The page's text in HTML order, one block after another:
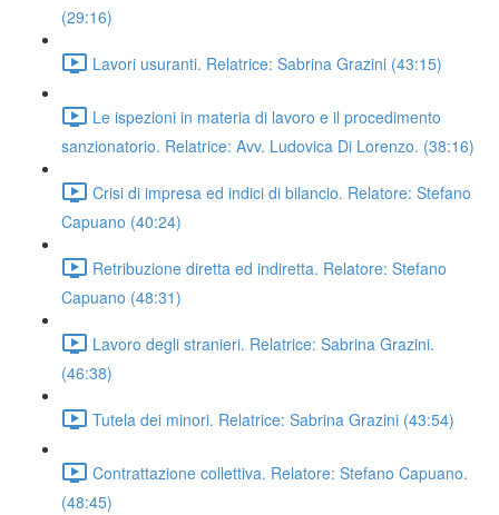
(29:16)
Lavori usuranti. Relatrice: Sabrina Grazini (43:15)
Le ispezioni in materia di lavoro e il procedimento
sanzionatorio. Relatrice: Avv. Ludovica Di Lorenzo. (38:16)
Crisi di impresa ed indici di bilancio. Relatore: Stefano
Capuano (40:24)
Retribuzione diretta ed indiretta. Relatore: Stefano
Capuano (48:31)
Lavoro degli stranieri. Relatrice: Sabrina Grazini.
(46:38)
Tutela dei minori. Relatrice: Sabrina Grazini (43:54)
Contrattazione collettiva. Relatore: Stefano Capuano.
(48:45)